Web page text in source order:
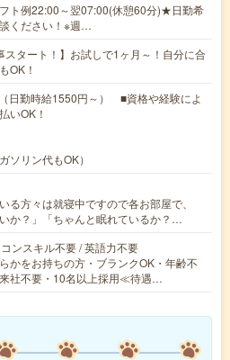
ト例22:00～翌07:00(休憩60分)★日勤希
ください！※週…
スタート！】お試しで1ヶ月～！自分に合
OK！
日勤時給1550円～） ■資格や経験によ
いOK！
ソリン代もOK）
る方々は就寝中ですので各お部屋で、
いか？」「ちゃんと眠れているか？…
ンスキル不要 / 英語力不要
かをお持ちの方・ブランクOK・年齢不
社不要・10名以上採用≪待遇…